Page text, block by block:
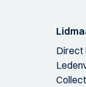
Direct